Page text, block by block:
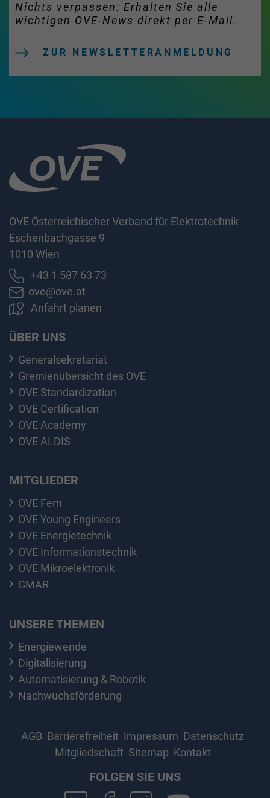
Nichts verpassen: Erhalten Sie alle
wichtigen OVE-News direkt per E-Mail.
ZUR NEWSLETTERANMELDUNG
OVE Österreichischer Verband für Elektrotechnik
Eschenbachgasse 9
1010 Wien
+43 1 587 63 73
ove@ove.at
Anfahrt planen
ÜBER UNS
Generalsekretariat
Gremienübersicht des OVE
OVE Standardization
OVE Certification
OVE Academy
OVE ALDIS
MITGLIEDER
OVE Fem
OVE Young Engineers
OVE Energietechnik
OVE Informationstechnik
OVE Mikroelektronik
GMAR
UNSERE THEMEN
Energiewende
Digitalisierung
Automatisierung & Robotik
Nachwuchsförderung
AGB Barrierefreiheit Impressum Datenschutz
Mitgliedschaft Sitemap Kontakt
FOLGEN SIE UNS